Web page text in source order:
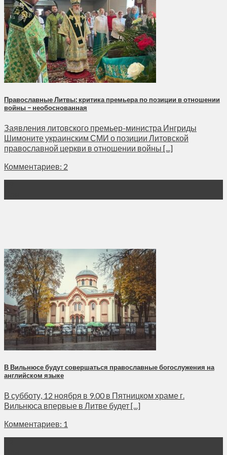
Православные Литвы: критика премьера по позиции в отношении
войны – необоснованная
Заявления литовского премьер-министра Ингриды
Шимоните украинским СМИ о позиции Литовской
православной церкви в отношении войны [...]
Комментариев: 2
В Вильнюсе будут совершаться православные богослужения на
английском языке
В субботу, 12 ноября в 9.00 в Пятницком храме г.
Вильнюса впервые в Литве будет [...]
Комментариев: 1